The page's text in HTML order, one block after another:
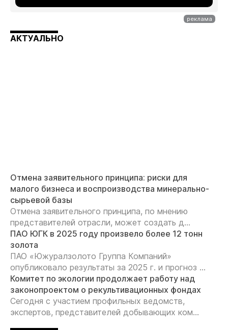
АКТУАЛЬНО
Отмена заявительного принципа: риски для
малого бизнеса и воспроизводства минерально-
сырьевой базы
Отмена заявительного принципа, по мнению
представителей отрасли, может создать д...
ПАО ЮГК в 2025 году произвело более 12 тонн
золота
ПАО «Южуралзолото Группа Компаний»
опубликовало результаты за 2025 г. и прогноз ...
Комитет по экологии продолжает работу над
законопроектом о рекультивационных фондах
Сегодня с участием профильных ведомств,
экспертов, представителей добывающих ком...